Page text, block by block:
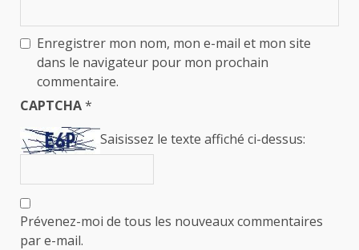
Enregistrer mon nom, mon e-mail et mon site
dans le navigateur pour mon prochain
commentaire.
CAPTCHA*
Saisissez le texte affiché ci-dessus:
Prévenez-moi de tous les nouveaux commentaires
par e-mail.